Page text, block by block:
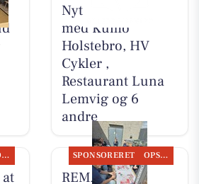
Nyt fra Møblér
med Kumo
Holstebro, HV
Cykler ,
Restaurant Luna
Lemvig og 6
andre
SPONSORERET INDHOLD SPONSORERET OPSLAGSTAVLEN
REMA 1000